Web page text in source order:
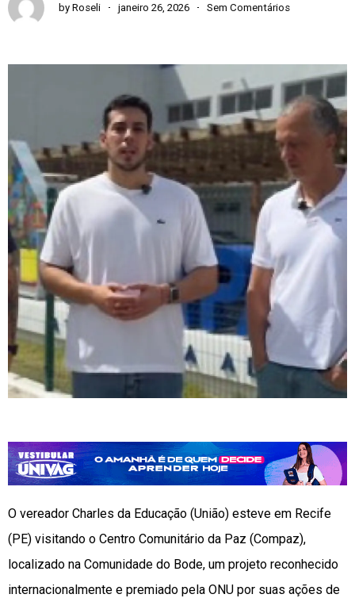
by Roseli janeiro 26, 2026 Sem Comentários
O vereador Charles da Educação (União) esteve em Recife
(PE) visitando o Centro Comunitário da Paz (Compaz),
localizado na Comunidade do Bode, um projeto reconhecido
internacionalmente e premiado pela ONU por suas ações de